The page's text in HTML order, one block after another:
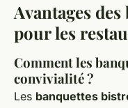
Avantages
pour les
Comment les
convivialité ?
Les banquettes